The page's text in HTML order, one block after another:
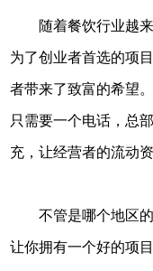
随着餐饮行业越来
为了创业者首选的项
者带来了致富的希望
只需要一个电话，总
充，让经营者的流动
不管是哪个地区的
让你拥有一个好的项